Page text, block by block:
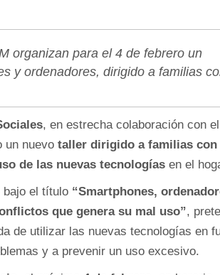
organizan para el 4 de febrero un
y ordenadores, dirigido a familias
, en estrecha colaboración con el
un nuevo taller dirigido a familias con
de las nuevas tecnologías en el
bajo el título “Smartphones,
que genera su mal uso”,
de utilizar las nuevas tecnologías en
y a prevenir un uso excesivo.